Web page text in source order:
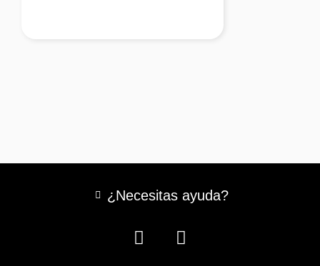
¿Necesitas ayuda?